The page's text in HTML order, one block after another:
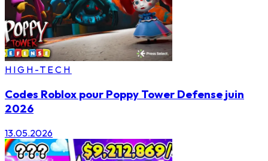
HIGH-TECH
Codes Roblox pour Poppy Tower Defense juin
2026
13.05.2026